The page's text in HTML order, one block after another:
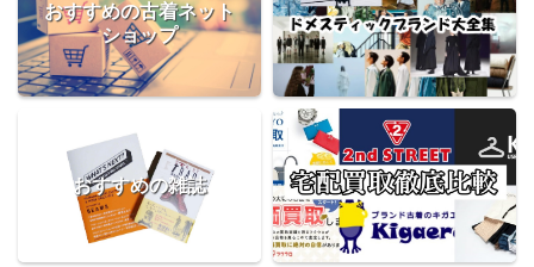
おすすめの古着ネット
ショップ
おすすめの雑誌